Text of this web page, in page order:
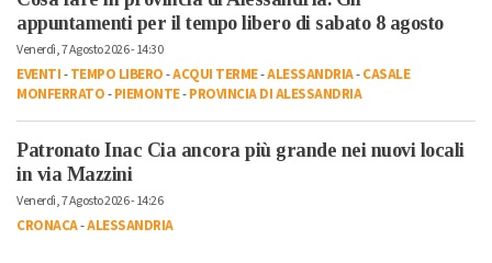
appuntamenti per il tempo libero di sabato 8 agosto
Venerdì, 7 Agosto 2026 - 14:30
EVENTI-TEMPO LIBERO-ACQUI TERME-ALESSANDRIA-CASALE
MONFERRATO-PIEMONTE-PROVINCIA DI ALESSANDRIA
Patronato Inac Cia ancora più grande nei nuovi locali
in via Mazzini
Venerdì, 7 Agosto 2026 - 14:26
CRONACA-ALESSANDRIA